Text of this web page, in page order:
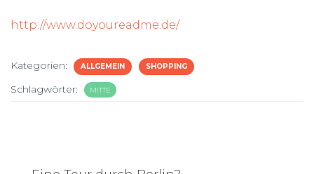
http://www.doyoureadme.de/
Kategorien: ALLGEMEIN SHOPPING
Schlagwörter: MITTE